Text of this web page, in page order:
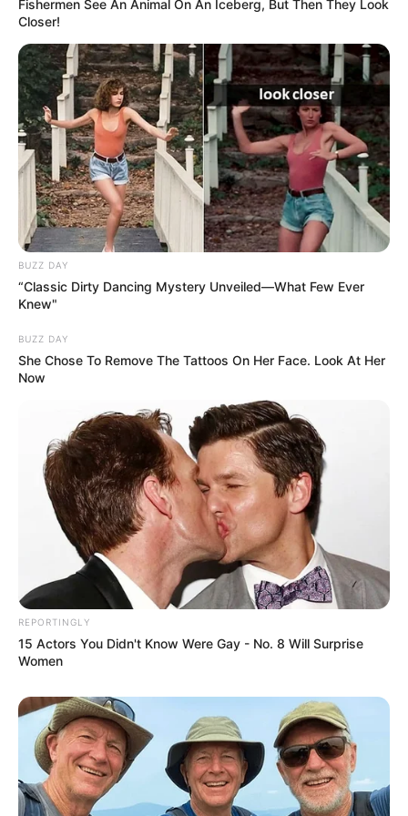
Luna et Baptiste font répéter Idriss et Chloé
Plus belle la vie 22 mai
2026 : Idriss se met au
théâtre pour Luna
Roméo et Juliette se prennent au jeu,
Chloé sont prêts à s’embrasser: Luna et
Baptiste sont mal à l’aise. Baptiste trouve une
excuse pour éviter ce baiser de
répétition.Idriss accepte de tenter le rôle de
Roméo, il dit à Luna qu’il fait ça pour
dépanner.Luna avoue que ça lui a fait bizarre
de le pousser dans les bras d’une autre
Fishermen See An Animal On An Iceberg, But Then They Look
Closer!
BUZZ DAY
“Classic Dirty Dancing Mystery Unveiled—What Few Ever
Knew"
BUZZ DAY
She Chose To Remove The Tattoos On Her Face. Look At Her
Now
REPORTINGLY
15 Actors You Didn't Know Were Gay - No. 8 Will Surprise
Women